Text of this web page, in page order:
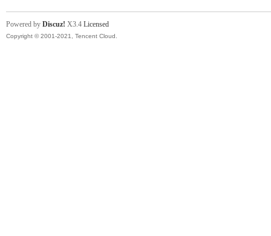
Powered by Discuz! X3.4 Licensed
Copyright © 2001-2021, Tencent Cloud.